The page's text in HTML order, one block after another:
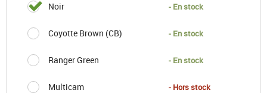
Noir - En stock
Coyotte Brown (CB) - En stock
Ranger Green - En stock
Multicam - Hors stock